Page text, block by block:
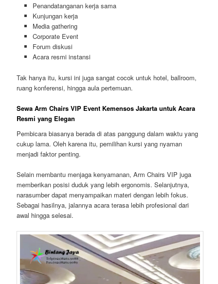
Penandatanganan kerja sama
Kunjungan kerja
Media gathering
Corporate Event
Forum diskusi
Acara resmi instansi
Tak hanya itu, kursi ini juga sangat cocok untuk hotel, ballroom,
ruang konferensi, hingga aula pertemuan.
Sewa Arm Chairs VIP Event Kemensos Jakarta untuk Acara
Resmi yang Elegan
Pembicara biasanya berada di atas panggung dalam waktu yang
cukup lama. Oleh karena itu, pemilihan kursi yang nyaman
menjadi faktor penting.
Selain membantu menjaga kenyamanan, Arm Chairs VIP juga
memberikan posisi duduk yang lebih ergonomis. Selanjutnya,
narasumber dapat menyampaikan materi dengan lebih fokus.
Sebagai hasilnya, jalannya acara terasa lebih profesional dari
awal hingga selesai.